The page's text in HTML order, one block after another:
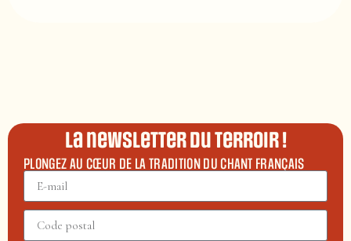
La newsletter du terroir !
PLONGEZ AU CŒUR DE LA TRADITION DU CHANT FRANÇAIS